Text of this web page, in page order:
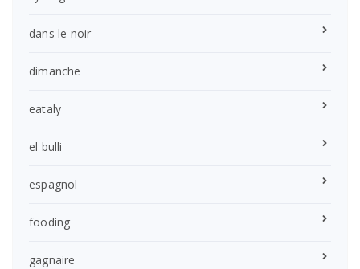
dans le noir
dimanche
eataly
el bulli
espagnol
fooding
gagnaire